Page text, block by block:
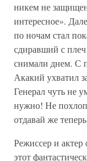
никем не
интересное».
по ночам стал
сдиравший с
снимали днем. С
Акакий ухватил
Генерал чуть не
нужно! Не
отдавай же
Режиссер и актер
этот